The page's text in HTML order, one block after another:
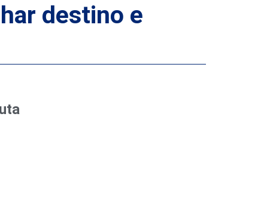
destino e